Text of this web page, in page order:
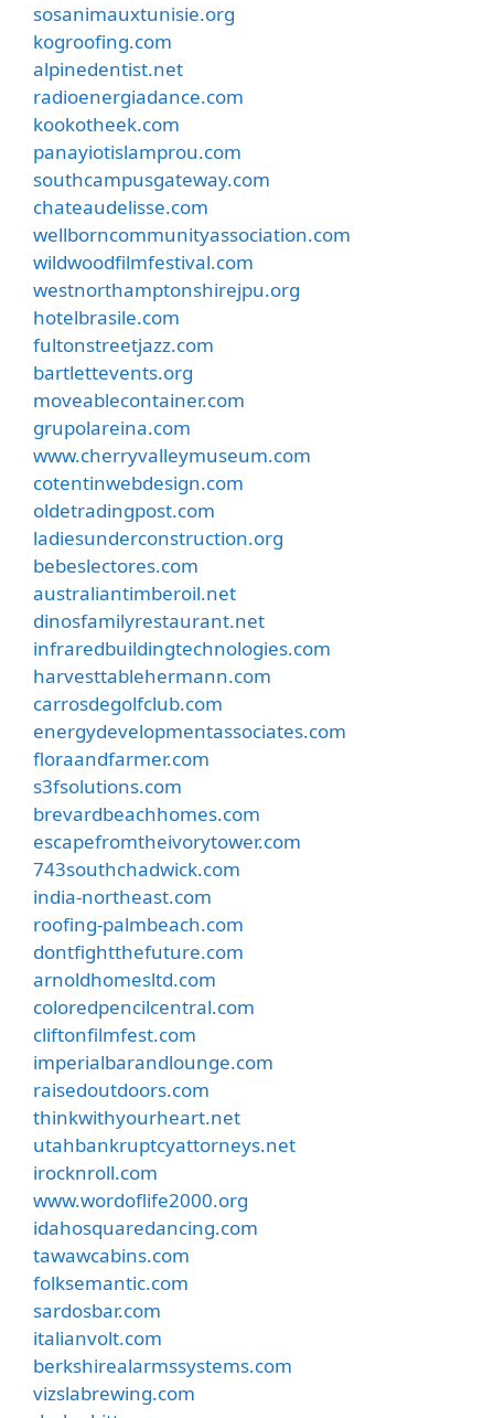
sosanimauxtunisie.org
kogroofing.com
alpinedentist.net
radioenergiadance.com
kookotheek.com
panayiotislamprou.com
southcampusgateway.com
chateaudelisse.com
wellborncommunityassociation.com
wildwoodfilmfestival.com
westnorthamptonshirejpu.org
hotelbrasile.com
fultonstreetjazz.com
bartlettevents.org
moveablecontainer.com
grupolareina.com
www.cherryvalleymuseum.com
cotentinwebdesign.com
oldetradingpost.com
ladiesunderconstruction.org
bebeslectores.com
australiantimberoil.net
dinosfamilyrestaurant.net
infraredbuildingtechnologies.com
harvesttablehermann.com
carrosdegolfclub.com
energydevelopmentassociates.com
floraandfarmer.com
s3fsolutions.com
brevardbeachhomes.com
escapefromtheivorytower.com
743southchadwick.com
india-northeast.com
roofing-palmbeach.com
dontfightthefuture.com
arnoldhomesltd.com
coloredpencilcentral.com
cliftonfilmfest.com
imperialbarandlounge.com
raisedoutdoors.com
thinkwithyourheart.net
utahbankruptcyattorneys.net
irocknroll.com
www.wordoflife2000.org
idahosquaredancing.com
tawawcabins.com
folksemantic.com
sardosbar.com
italianvolt.com
berkshirealarmssystems.com
vizslabrewing.com